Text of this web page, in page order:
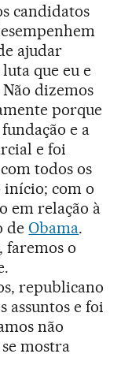
candidatos
ajudar
que eu e
dizemos
porque
e a
e foi
todos os
início; com o
em relação à
de Obama.
faremos o
republicano
assuntos e foi
não
mostra